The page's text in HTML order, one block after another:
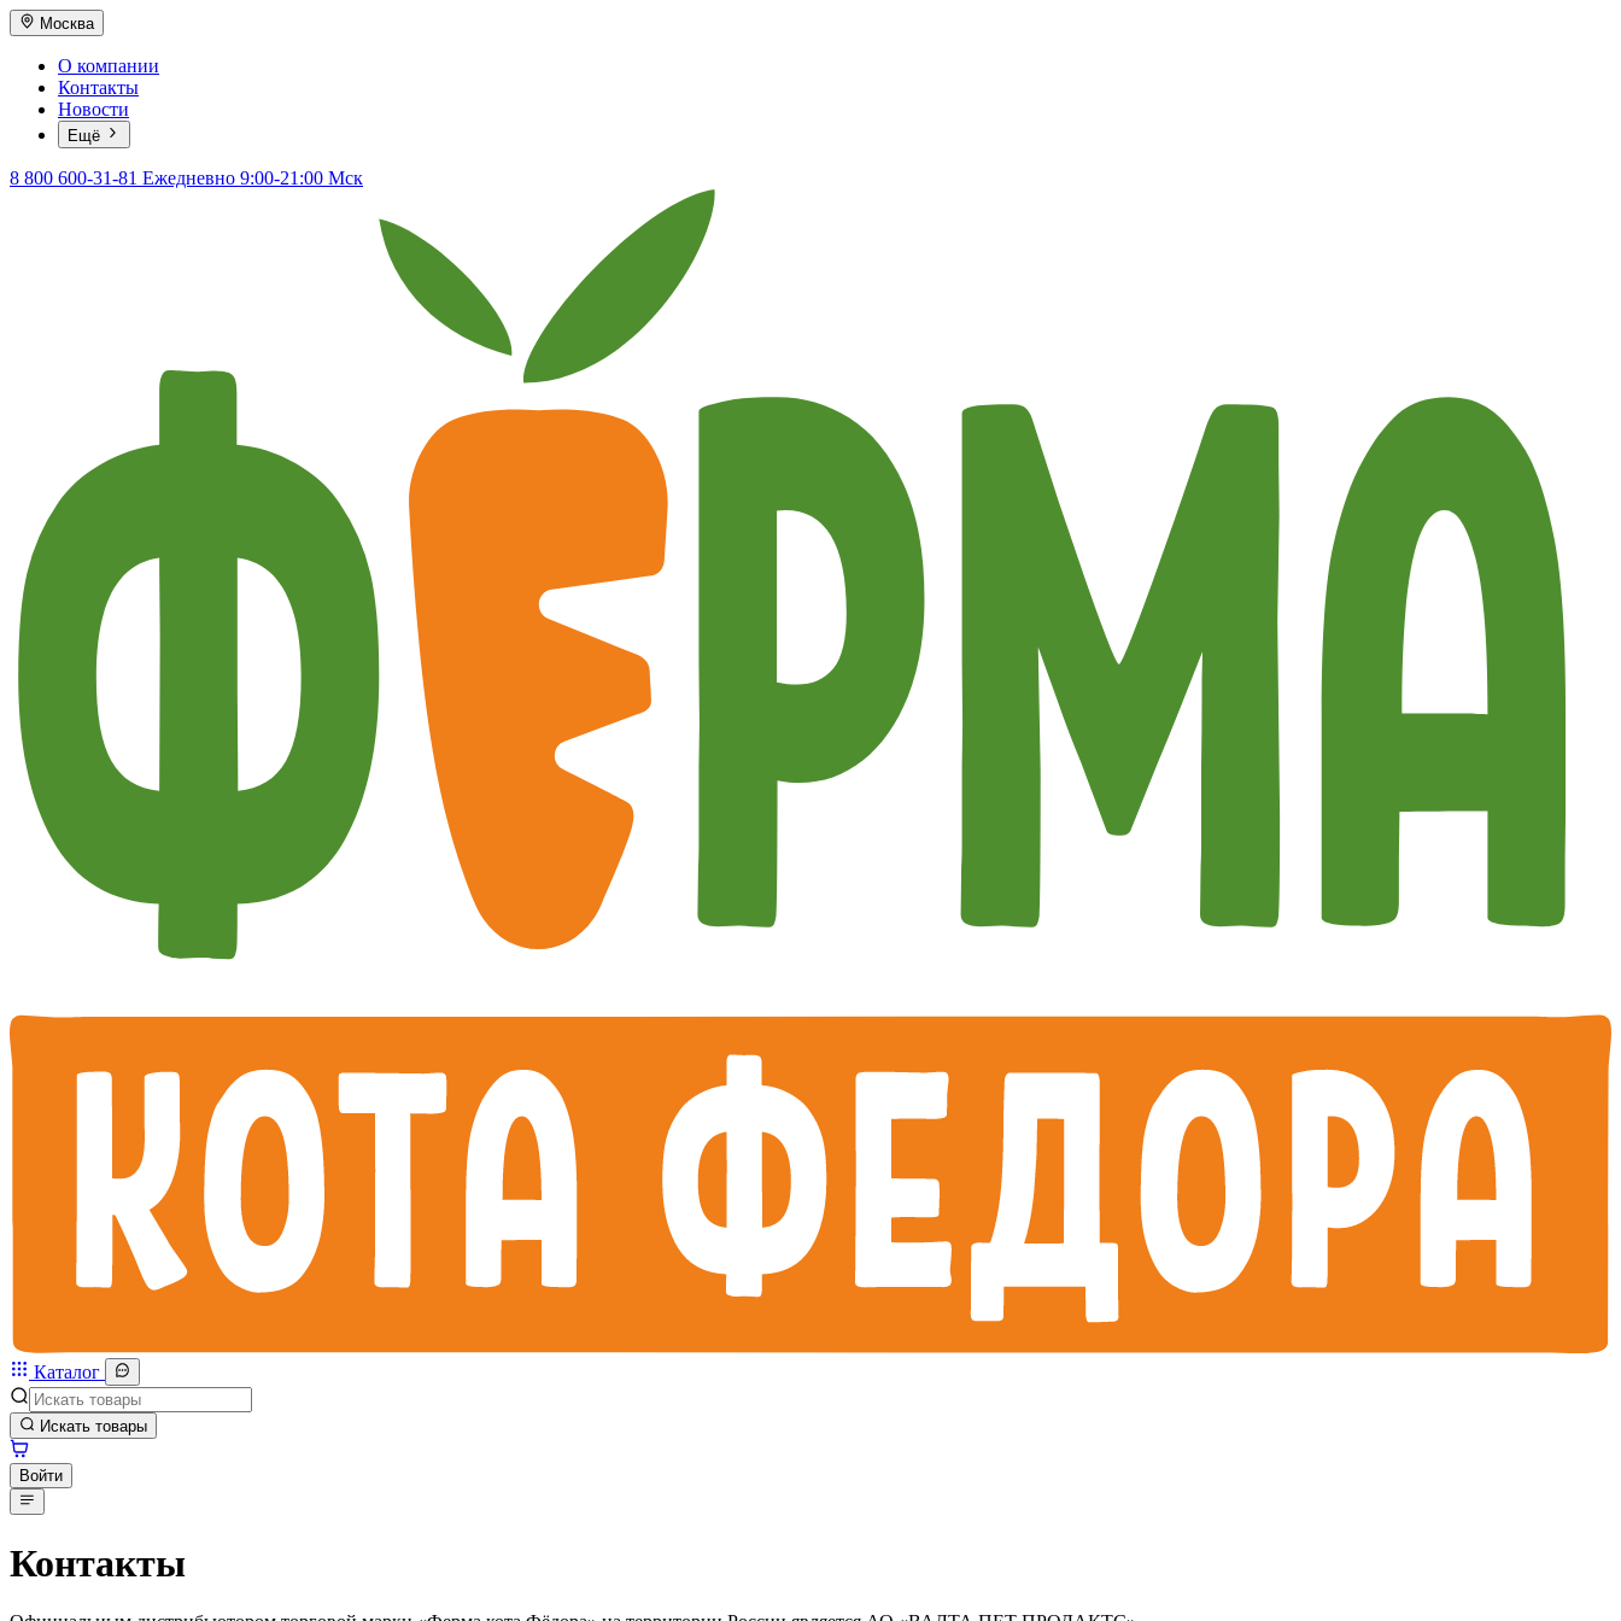
Москва
О компании
Контакты
Новости
Ещё
8 800 600-31-81 Ежедневно 9:00-21:00 Мск
Каталог
Искать товары
Войти
Контакты